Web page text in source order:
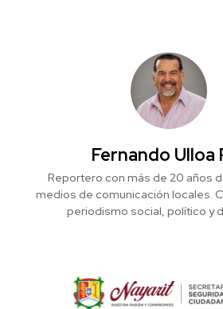
Fernando Ulloa
Reportero con más de 20 años
medios de comunicación locales.
periodismo social, político y